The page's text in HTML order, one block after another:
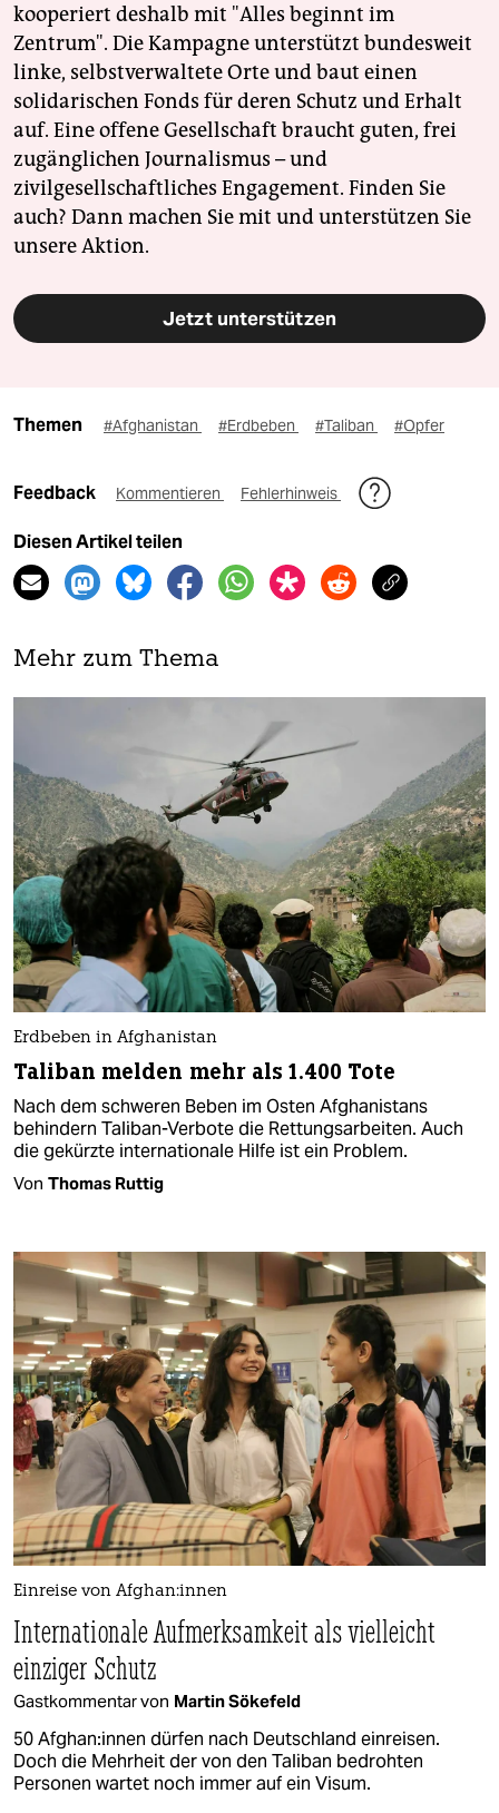
kooperiert deshalb mit "Alles beginnt im
Zentrum". Die Kampagne unterstützt bundesweit
linke, selbstverwaltete Orte und baut einen
solidarischen Fonds für deren Schutz und Erhalt
auf. Eine offene Gesellschaft braucht guten, frei
zugänglichen Journalismus – und
zivilgesellschaftliches Engagement. Finden Sie
auch? Dann machen Sie mit und unterstützen Sie
unsere Aktion.
Jetzt unterstützen
Themen #Afghanistan #Erdbeben #Taliban #Opfer
Feedback Kommentieren Fehlerhinweis
Diesen Artikel teilen
Mehr zum Thema
Erdbeben in Afghanistan
Taliban melden mehr als 1.400 Tote
Nach dem schweren Beben im Osten Afghanistans
behindern Taliban-Verbote die Rettungsarbeiten. Auch
die gekürzte internationale Hilfe ist ein Problem.
Von Thomas Ruttig
Einreise von Af­gha­n:in­nen
Internationale Aufmerksamkeit als vielleicht
einziger Schutz
Gastkommentar von Martin Sökefeld
50 Af­gha­n:in­nen dürfen nach Deutschland einreisen.
Doch die Mehrheit der von den Taliban bedrohten
Personen wartet noch immer auf ein Visum.